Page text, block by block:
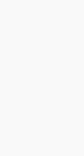
Cluj